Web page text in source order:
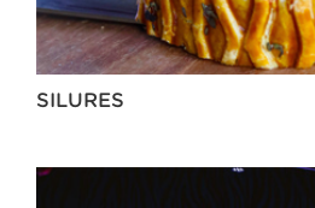
SILURES